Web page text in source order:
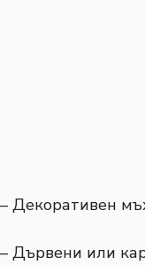
– Декоративен
– Дървени или